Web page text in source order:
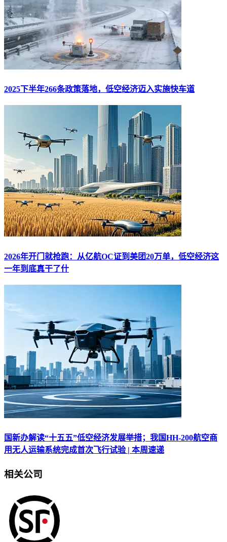
2025下半年266条政策落地，低空经济迈入实施快车道
2026年开门就抢跑：从亿航OC证到美团20万单，低空经济这
一年到底真干了什
国新办解读“十五五”低空经济发展举措；我国HH-200航空商
用无人运输系统完成首次飞行试验 | 本周速递
相关公司